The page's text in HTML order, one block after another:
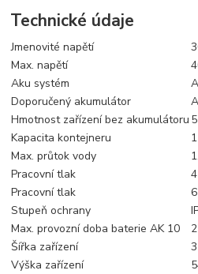
Technické údaje
Jmenovité napětí
Max. napětí
Aku systém
Doporučený akumulátor
Hmotnost zařízení bez akumulátoru
Kapacita kontejneru
Max. průtok vody
Pracovní tlak
Pracovní tlak
Stupeň ochrany
Max. provozní doba baterie AK 10
Šířka zařízení
Výška zařízení